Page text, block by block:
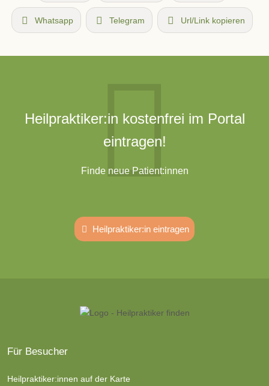
Whatsapp Telegram Url/Link kopieren
Heilpraktiker:in kostenfrei im Portal
eintragen!
Finde neue Patient:innen
Heilpraktiker:in eintragen
Für Besucher
Heilpraktiker:innen auf der Karte